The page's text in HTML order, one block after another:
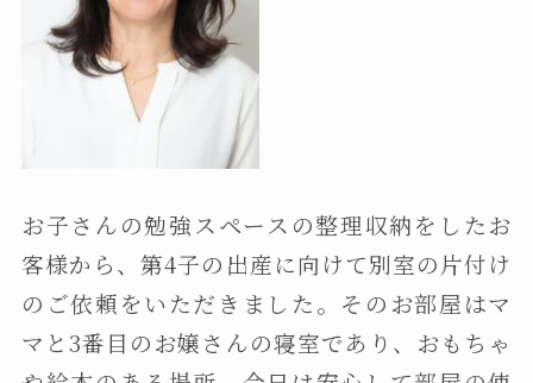
お子さんの勉強スペースの整理収納をしたお
客様から、第4子の出産に向けて別室の片付け
のご依頼をいただきました。そのお部屋はマ
マと3番目のお嬢さんの寝室であり、おもちゃ